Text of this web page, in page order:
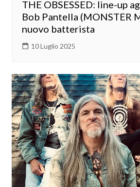
THE OBSESSED: line-up
Bob Pantella (MONSTER
nuovo batterista
10 Luglio 2025